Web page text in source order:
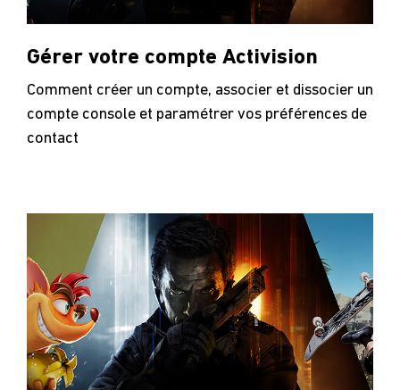
Gérer votre compte Activision
Comment créer un compte, associer et dissocier un
compte console et paramétrer vos préférences de
contact